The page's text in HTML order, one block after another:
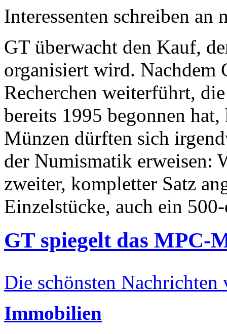
Interessenten schreiben
GT überwacht den Kauf,
organisiert wird. Nachdem
Recherchen weiterführt,
bereits 1995 begonnen
Münzen dürften sich
der Numismatik erweisen:
zweiter, kompletter Satz
Einzelstücke, auch ein
GT spiegelt das MPC-
Die schönsten Nachrichten
Immobilien